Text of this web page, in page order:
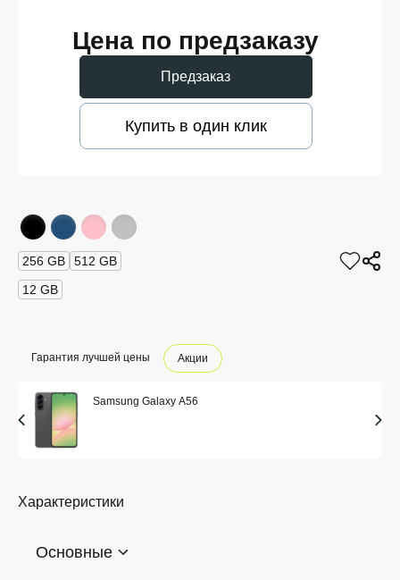
Цена по предзаказу
Предзаказ
Купить в один клик
256 GB
512 GB
12 GB
Гарантия лучшей цены Акции
Samsung Galaxy A56
Характеристики
Основные